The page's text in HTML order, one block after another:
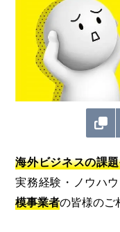
海外ビジネスの課
実務経験・ノウハ
模事業者の皆様の